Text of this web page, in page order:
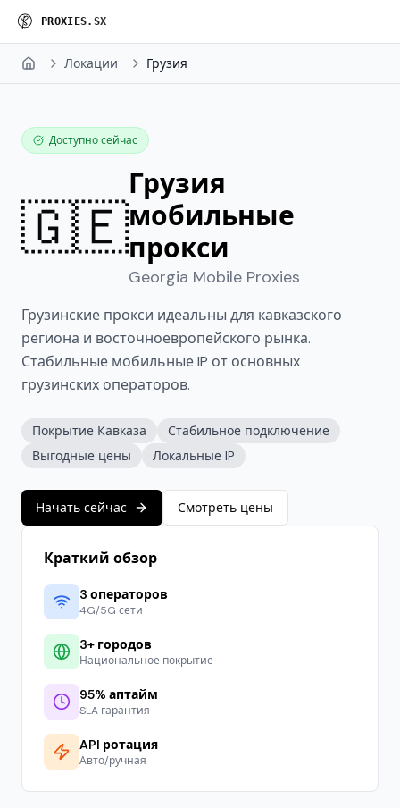
PROXI ES. SX
Home Локации Грузия
Доступно сейчас
🇬🇪
Грузия
мобильные
прокси
Georgia Mobile Proxies
Грузинские прокси идеальны для кавказского
региона и восточноевропейского рынка.
Стабильные мобильные IP от основных
грузинских операторов.
Покрытие Кавказа
Стабильное подключение
Выгодные цены
Локальные IP
Начать сейчас Смотреть цены
Краткий обзор
3 операторов
4G/5G сети
3+ городов
Национальное покрытие
95% аптайм
SLA гарантия
API ротация
Авто/ручная